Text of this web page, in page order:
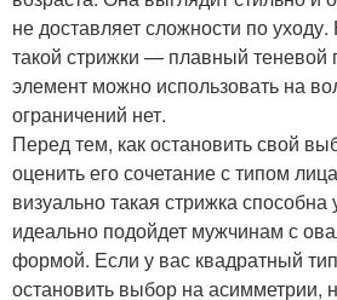
не доставляет сложности по
такой стрижки — плавный теневой
элемент можно использовать на
ограничений нет.
Перед тем, как остановить свой
оценить его сочетание с типом
визуально такая стрижка способна
идеально подойдет мужчинам с
формой. Если у вас квадратный
остановить выбор на асимметрии,